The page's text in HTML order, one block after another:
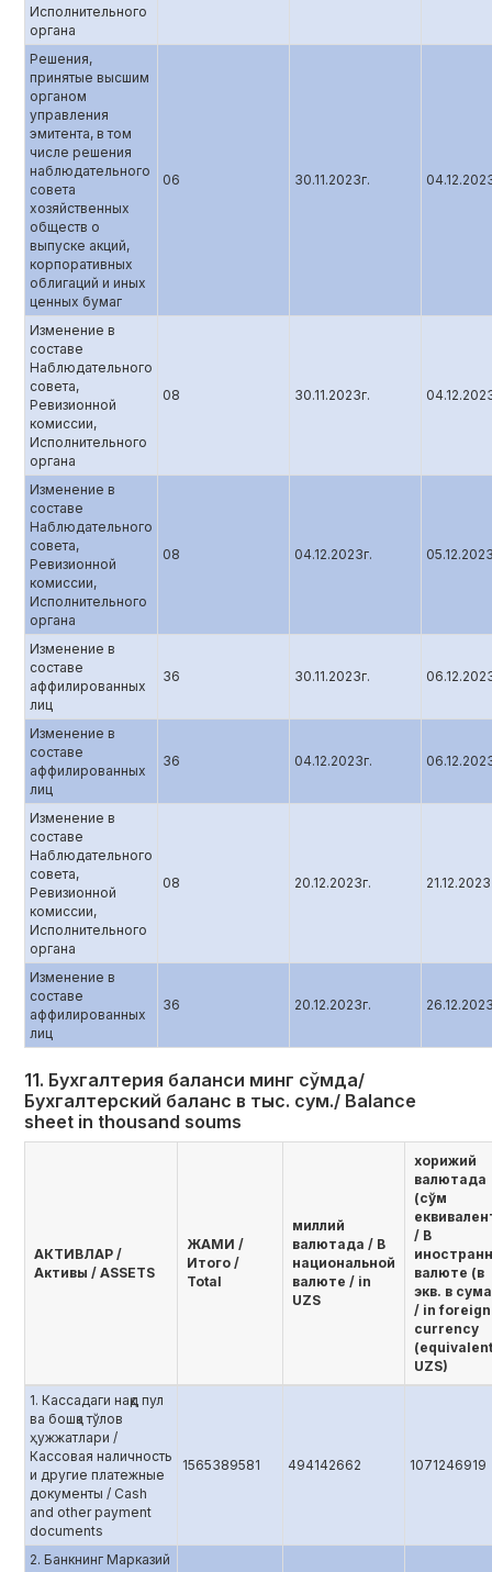
Исполнительного
органа
Решения,
принятые высшим
органом
управления
эмитента, в том
числе решения
наблюдательного
совета
хозяйственных
обществ о
выпуске акций,
корпоративных
облигаций и иных
ценных бумаг
06 30.11.2023г.
Изменение в
составе
Наблюдательного
совета,
Ревизионной
комиссии,
Исполнительного
органа
08 30.11.2023г.
Изменение в
составе
Наблюдательного
совета,
Ревизионной
комиссии,
Исполнительного
органа
08 04.12.2023г.
Изменение в
составе
аффилированных
лиц
36 30.11.2023г.
Изменение в
составе
аффилированных
лиц
36 04.12.2023г.
Изменение в
составе
Наблюдательного
совета,
Ревизионной
комиссии,
Исполнительного
органа
08 20.12.2023г. 21.12.2023
Изменение в
составе
аффилированных
лиц
36 20.12.2023г.
11. Бухгалтерия баланси минг сўмда/
Бухгалтерский баланс в тыс. сум./ Balance
sheet in thousand soums
AКТИВЛАР /
Активы / ASSETS
ЖАМИ /
Итого /
Total
миллий
валютада / В
национальной
валюте / in
UZS
хорижий
валютада
(сўм
/ В
валюте (в
экв. в
/ in foreign
currency
UZS)
1. Кассадаги нақд пул
ва бошқа тўлов
ҳужжатлари /
Кассовая наличность
и другие платежные
документы / Cash
and other payment
documents
1565389581 494142662 1071246919
2. Банкнинг Марказий